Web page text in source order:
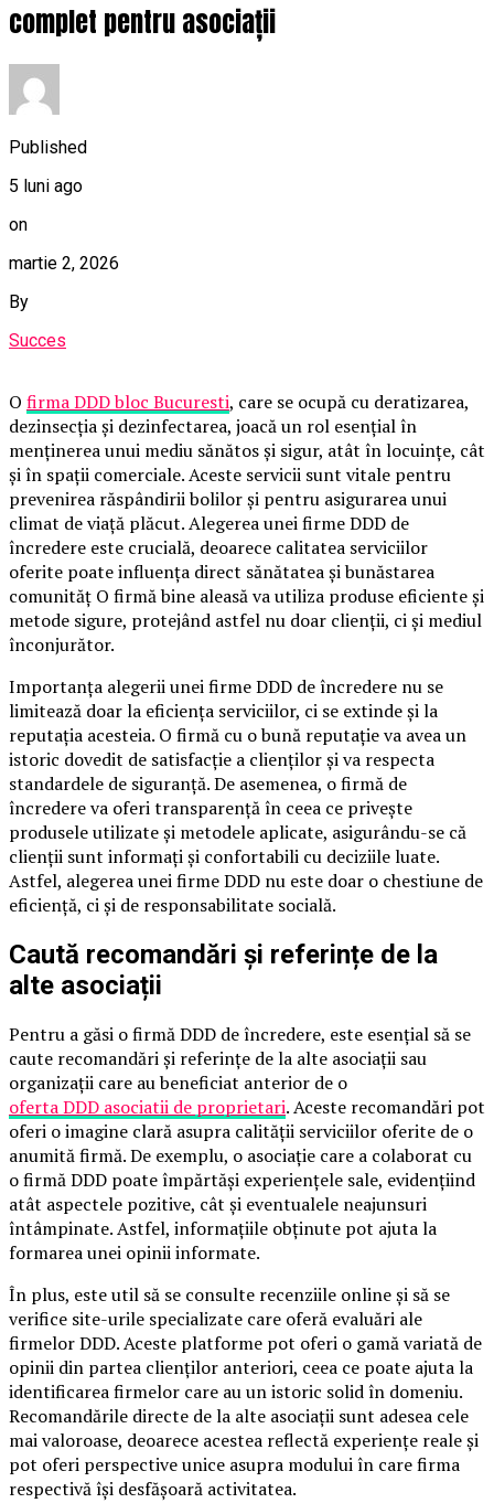
complet pentru asociații
Published
5 luni ago
on
martie 2, 2026
By
Succes
O firma DDD bloc Bucuresti, care se ocupă cu deratizarea,
dezinsecția și dezinfectarea, joacă un rol esențial în
menținerea unui mediu sănătos și sigur, atât în locuințe, cât
și în spații comerciale. Aceste servicii sunt vitale pentru
prevenirea răspândirii bolilor și pentru asigurarea unui
climat de viață plăcut. Alegerea unei firme DDD de
încredere este crucială, deoarece calitatea serviciilor
oferite poate influența direct sănătatea și bunăstarea
comunităț O firmă bine aleasă va utiliza produse eficiente și
metode sigure, protejând astfel nu doar clienții, ci și mediul
înconjurător.
Importanța alegerii unei firme DDD de încredere nu se
limitează doar la eficiența serviciilor, ci se extinde și la
reputația acesteia. O firmă cu o bună reputație va avea un
istoric dovedit de satisfacție a clienților și va respecta
standardele de siguranță. De asemenea, o firmă de
încredere va oferi transparență în ceea ce privește
produsele utilizate și metodele aplicate, asigurându-se că
clienții sunt informați și confortabili cu deciziile luate.
Astfel, alegerea unei firme DDD nu este doar o chestiune de
eficiență, ci și de responsabilitate socială.
Caută recomandări și referințe de la
alte asociații
Pentru a găsi o firmă DDD de încredere, este esențial să se
caute recomandări și referințe de la alte asociații sau
organizații care au beneficiat anterior de o
oferta DDD asociatii de proprietari. Aceste recomandări pot
oferi o imagine clară asupra calității serviciilor oferite de o
anumită firmă. De exemplu, o asociație care a colaborat cu
o firmă DDD poate împărtăși experiențele sale, evidențiind
atât aspectele pozitive, cât și eventualele neajunsuri
întâmpinate. Astfel, informațiile obținute pot ajuta la
formarea unei opinii informate.
În plus, este util să se consulte recenziile online și să se
verifice site-urile specializate care oferă evaluări ale
firmelor DDD. Aceste platforme pot oferi o gamă variată de
opinii din partea clienților anteriori, ceea ce poate ajuta la
identificarea firmelor care au un istoric solid în domeniu.
Recomandările directe de la alte asociații sunt adesea cele
mai valoroase, deoarece acestea reflectă experiențe reale și
pot oferi perspective unice asupra modului în care firma
respectivă își desfășoară activitatea.